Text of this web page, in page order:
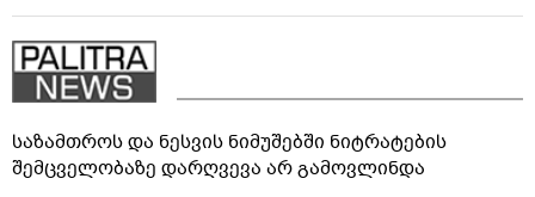
საზამთროს და ნესვის ნიმუშებში ნიტრატების
შემცველობაზე დარღვევა არ გამოვლინდა